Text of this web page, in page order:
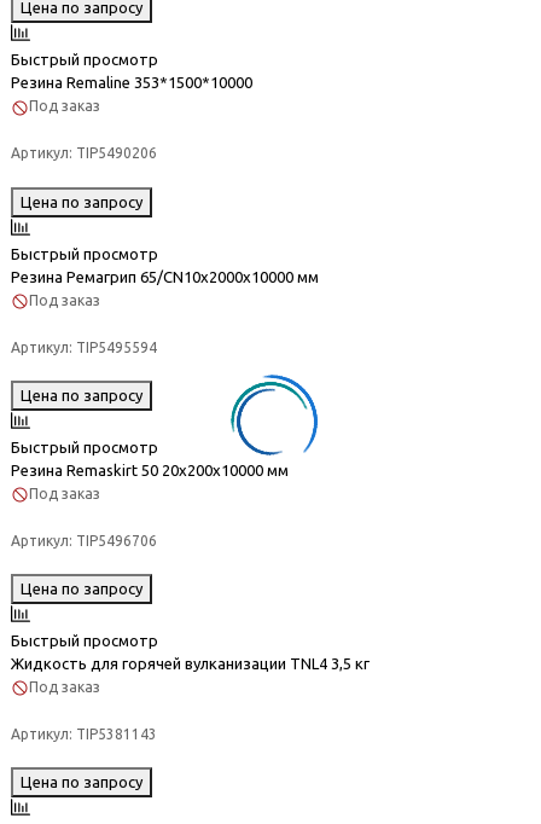
Цена по запросу
Быстрый просмотр
Резина Remaline 353*1500*10000
Под заказ
Артикул: TIP5490206
Цена по запросу
Быстрый просмотр
Резина Ремагрип 65/CN10х2000х10000 мм
Под заказ
Артикул: TIP5495594
Цена по запросу
Быстрый просмотр
Резина Remaskirt 50 20х200х10000 мм
Под заказ
Артикул: TIP5496706
Цена по запросу
Быстрый просмотр
Жидкость для горячей вулканизации TNL4 3,5 кг
Под заказ
Артикул: TIP5381143
Цена по запросу